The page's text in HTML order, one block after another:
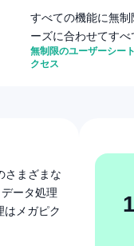
すべての機能に無
ーズに合わせてすべ
無制限のユーザーシー
クセス
さまざまな
ータ処理
はメガピク